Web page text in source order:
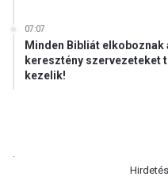
07:07
Minden Bibliát elkoboznak
keresztény
kezelik!
.
Hirdetés